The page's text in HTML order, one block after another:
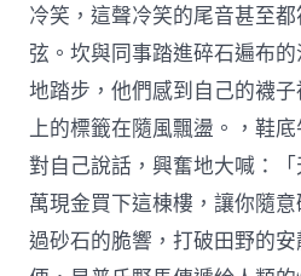
冷笑，這聲冷笑的尾音甚至
弦。坎與同事踏進碎石遍布
地踏步，他們感到自己的襪
上的標籤在隨風飄盪。，鞋
對自己說話，興奮地大喊：
萬現金買下這棟樓，讓你隨
過砂石的脆響，打破田野的